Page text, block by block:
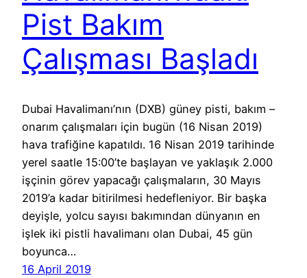
Pist Bakım
Çalışması Başladı
Dubai Havalimanı’nın (DXB) güney pisti, bakım –
onarım çalışmaları için bugün (16 Nisan 2019)
hava trafiğine kapatıldı. 16 Nisan 2019 tarihinde
yerel saatle 15:00’te başlayan ve yaklaşık 2.000
işçinin görev yapacağı çalışmaların, 30 Mayıs
2019’a kadar bitirilmesi hedefleniyor. Bir başka
deyişle, yolcu sayısı bakımından dünyanın en
işlek iki pistli havalimanı olan Dubai, 45 gün
boyunca…
16 April 2019